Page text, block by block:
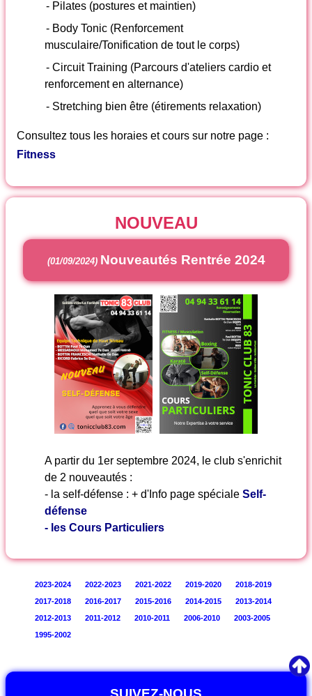
- Pilates (postures et maintien)
- Body Tonic (Renforcement
musculaire/Tonification de tout le corps)
- Circuit Training (Parcours d'ateliers cardio et
renforcement en alternance)
- Stretching bien être (étirements relaxation)
Consultez tous les horaies et cours sur notre page :
Fitness
NOUVEAU
(01/09/2024) Nouveautés Rentrée 2024
A partir du 1er septembre 2024, le club s'enrichit
de 2 nouveautés :
- la self-défense : + d'Info page spéciale Self-
défense
- les Cours Particuliers
2023-2024 2022-2023 2021-2022 2019-2020
2018-2019
2017-2018
2016-2017 2015-2016 2014-2015
2013-2014
2012-2013
2011-2012 2010-2011 2006-2010
2003-2005
1995-2002